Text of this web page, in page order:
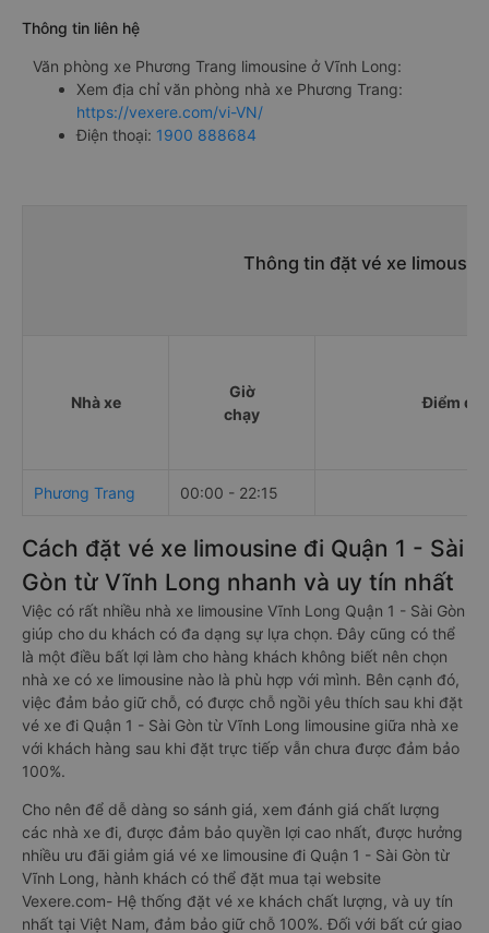
Thông tin liên hệ
Văn phòng xe Phương Trang limousine ở Vĩnh Long:
Xem địa chỉ văn phòng nhà xe Phương Trang:
https://vexere.com/vi-VN/
Điện thoại: 1900 888684
Thông tin đặt vé xe
Nhà xe
Giờ
chạy
Điểm đi
Phương Trang 00:00 - 22:15
Cách đặt vé xe limousine đi Quận 1 - Sài
Gòn từ Vĩnh Long nhanh và uy tín nhất
Việc có rất nhiều nhà xe limousine Vĩnh Long Quận 1 - Sài Gòn
giúp cho du khách có đa dạng sự lựa chọn. Đây cũng có thể
là một điều bất lợi làm cho hàng khách không biết nên chọn
nhà xe có xe limousine nào là phù hợp với mình. Bên cạnh đó,
việc đảm bảo giữ chỗ, có được chỗ ngồi yêu thích sau khi đặt
vé xe đi Quận 1 - Sài Gòn từ Vĩnh Long limousine giữa nhà xe
với khách hàng sau khi đặt trực tiếp vẫn chưa được đảm bảo
100%.
Cho nên để dễ dàng so sánh giá, xem đánh giá chất lượng
các nhà xe đi, được đảm bảo quyền lợi cao nhất, được hưởng
nhiều ưu đãi giảm giá vé xe limousine đi Quận 1 - Sài Gòn từ
Vĩnh Long, hành khách có thể đặt mua tại website
Vexere.com- Hệ thống đặt vé xe khách chất lượng, và uy tín
nhất tại Việt Nam, đảm bảo giữ chỗ 100%. Đối với bất cứ giao